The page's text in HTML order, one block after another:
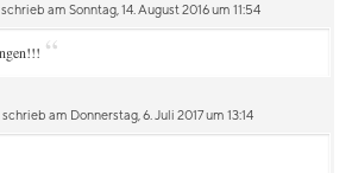
schrieb am Sonntag, 14. August 2016 um 11:54
“
schrieb am Donnerstag, 6. Juli 2017 um 13:14